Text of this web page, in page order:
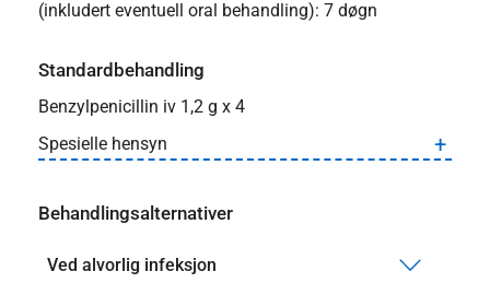
(inkludert eventuell oral behandling): 7 døgn
Standardbehandling
Benzylpenicillin iv 1,2 g x 4
Spesielle hensyn
Behandlingsalternativer
Ved alvorlig infeksjon